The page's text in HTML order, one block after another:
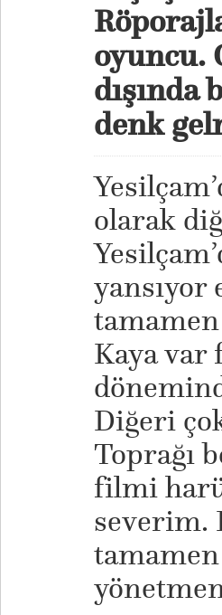
oyuncu.
dışında
denk
olarak
yansıyor
Kaya var
Diğeri
Toprağı
filmi
severim.